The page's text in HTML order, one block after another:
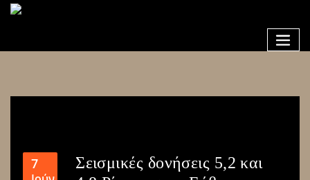
7
Σεισμικές δονήσεις 5,2 και